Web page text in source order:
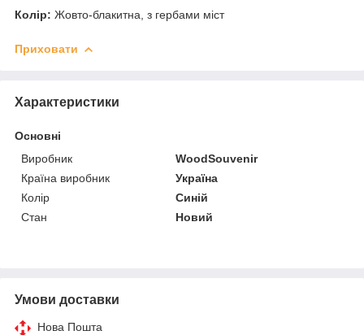
Колір: Жовто-блакитна, з гербами міст
Приховати
Характеристики
Основні
Виробник
WoodSouvenir
Країна виробник
Україна
Колір
Синій
Стан
Новий
Умови доставки
Нова Пошта